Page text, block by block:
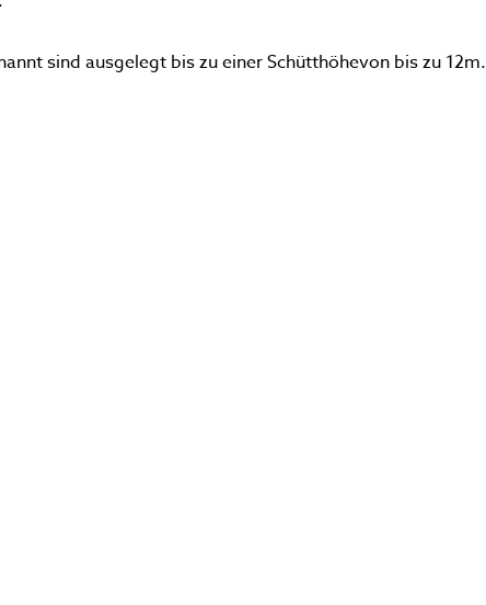
sind ausgelegt bis zu einer Schütthöhevon bis zu 12m.